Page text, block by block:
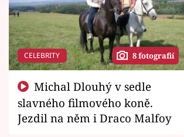
CELEBRITY 8 fotografií
slavného filmového koně.
Jezdil na něm i Draco Malfoy